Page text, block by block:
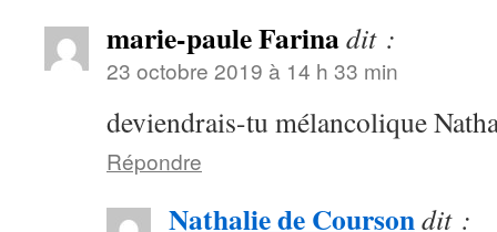
marie-paule Farinadit :
23 octobre 2019 à 14 h 33 min
deviendrais-tu mélancolique
Répondre
Nathalie de Coursondit :